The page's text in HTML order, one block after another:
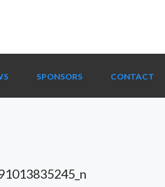
SPONSORS CONTACT